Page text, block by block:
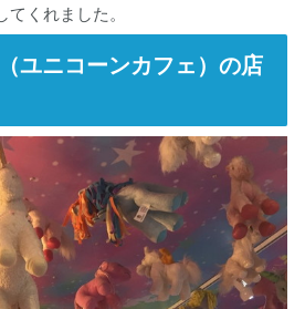
くれました。
ユニコーンカフェ）の店